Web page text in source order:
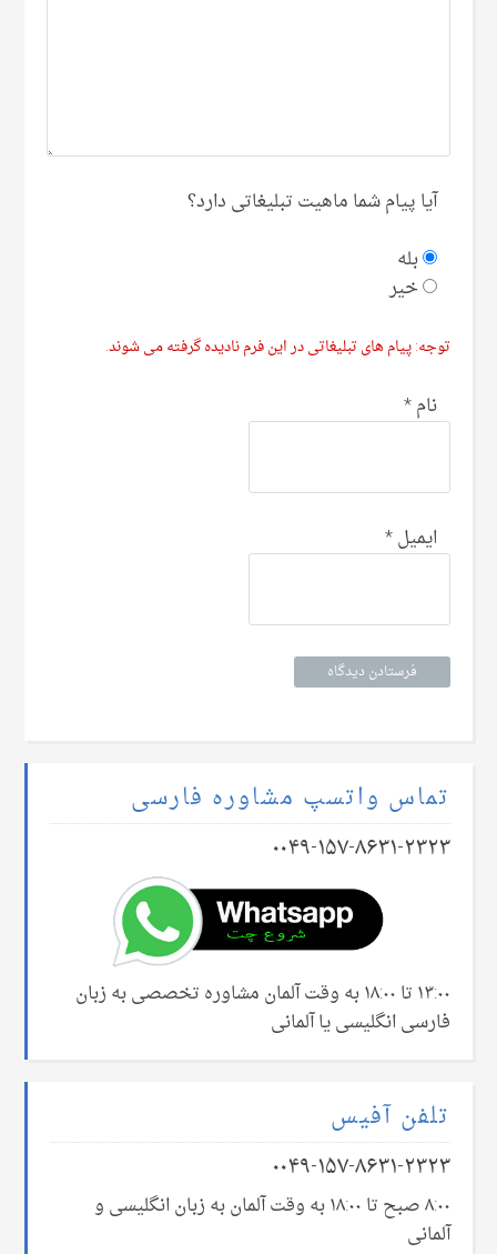
آیا پیام شما ماهیت تبلیغاتی دارد؟
بله
خیر
توجه: پیام های تبلیغاتی در این فرم نادیده گرفته می شوند.
نام*
ایمیل*
تماس واتسپ مشاوره فارسی
۰۰۴۹-۱۵۷-۸۶۳۱-۲۳۲۳
۱۳:۰۰ تا ۱۸:۰۰ به وقت آلمان مشاوره تخصصی به زبان
فارسی انگلیسی یا آلمانی
تلفن آفیس
۰۰۴۹-۱۵۷-۸۶۳۱-۲۳۲۳
۸:۰۰ صبح تا ۱۸:۰۰ به وقت آلمان به زبان انگلیسی و
آلمانی